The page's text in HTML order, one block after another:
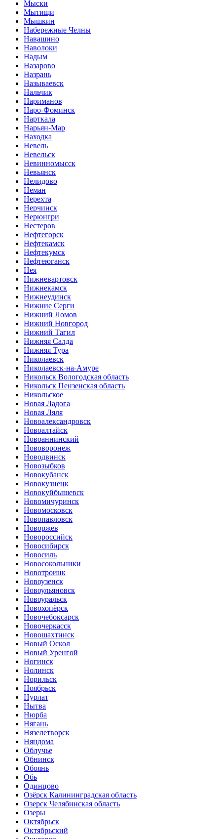
Мыски
Мытищи
Мышкин
Набережные Челны
Навашино
Наволоки
Надым
Назарово
Назрань
Называевск
Нальчик
Нариманов
Наро-Фоминск
Нарткала
Нарьян-Мар
Находка
Невель
Невельск
Невинномысск
Невьянск
Нелидово
Неман
Нерехта
Нерчинск
Нерюнгри
Нестеров
Нефтегорск
Нефтекамск
Нефтекумск
Нефтеюганск
Нея
Нижневартовск
Нижнекамск
Нижнеудинск
Нижние Серги
Нижний Ломов
Нижний Новгород
Нижний Тагил
Нижняя Салда
Нижняя Тура
Николаевск
Николаевск-на-Амуре
Никольск Вологодская область
Никольск Пензенская область
Никольское
Новая Ладога
Новая Ляля
Новоалександровск
Новоалтайск
Новоаннинский
Нововоронеж
Новодвинск
Новозыбков
Новокубанск
Новокузнецк
Новокуйбышевск
Новомичуринск
Новомосковск
Новопавловск
Новоржев
Новороссийск
Новосибирск
Новосиль
Новосокольники
Новотроицк
Новоузенск
Новоульяновск
Новоуральск
Новохопёрск
Новочебоксарск
Новочеркасск
Новошахтинск
Новый Оскол
Новый Уренгой
Ногинск
Нолинск
Норильск
Ноябрьск
Нурлат
Нытва
Нюрба
Нягань
Нязелетворск
Няндома
Облучье
Обнинск
Обоянь
Обь
Одинцово
Озёрск Калининградская область
Озерск Челябинская область
Озеры
Октябрьск
Октябрьский